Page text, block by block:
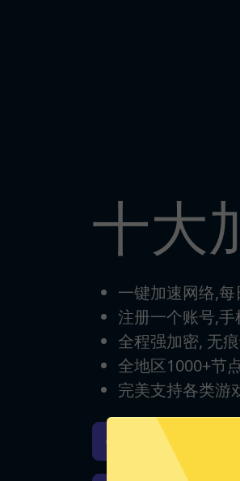
十大
一键加速网络,
注册一个账号,
全程强加密, 无
全地区1000+节
完美支持各类游
十大加速器iOS